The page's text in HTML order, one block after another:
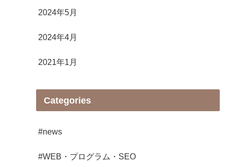
2024年5月
2024年4月
2021年1月
Categories
#news
#WEB・プログラム・SEO